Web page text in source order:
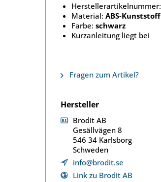
Herstellerartikelnummer:
Material: ABS-Kunststoff
Farbe: schwarz
Kurzanleitung liegt bei
Fragen zum Artikel?
Hersteller
Brodit AB
Gesällvägen 8
546 34 Karlsborg
Schweden
info@brodit.se
Link zu Brodit AB